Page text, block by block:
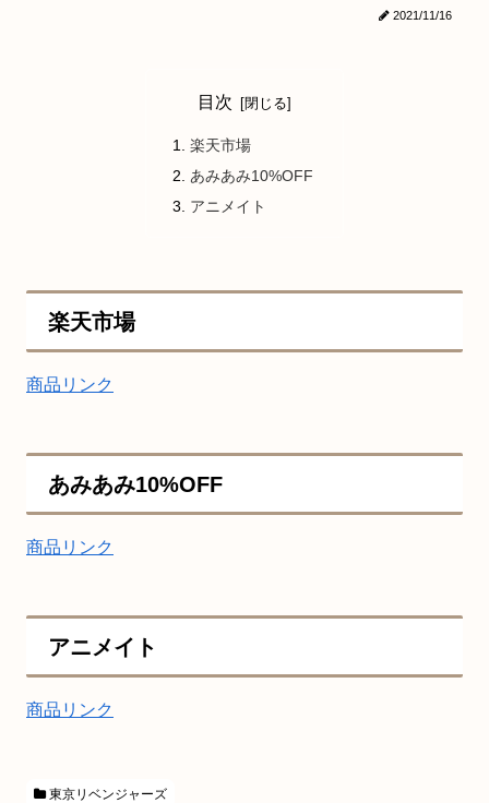
2021/11/16
目次
楽天市場
あみあみ10%OFF
アニメイト
楽天市場
商品リンク
あみあみ10%OFF
商品リンク
アニメイト
商品リンク
東京リベンジャーズ